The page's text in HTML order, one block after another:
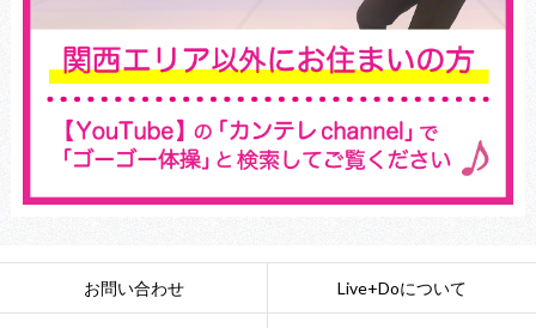
お問い合わせ Live+Doについて